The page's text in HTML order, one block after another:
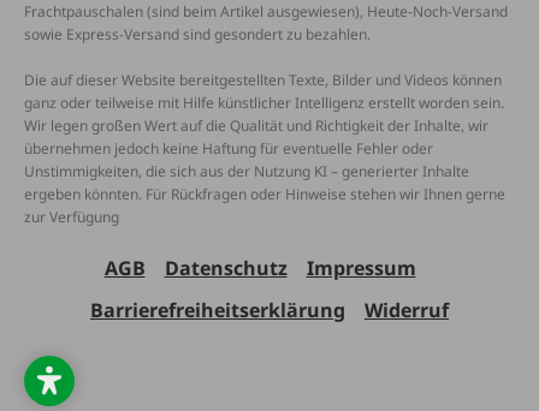
Frachtpauschalen (sind beim Artikel ausgewiesen), Heute-Noch-Versand
sowie Express-Versand sind gesondert zu bezahlen.
Die auf dieser Website bereitgestellten Texte, Bilder und Videos können
ganz oder teilweise mit Hilfe künstlicher Intelligenz erstellt worden sein.
Wir legen großen Wert auf die Qualität und Richtigkeit der Inhalte, wir
übernehmen jedoch keine Haftung für eventuelle Fehler oder
Unstimmigkeiten, die sich aus der Nutzung KI – generierter Inhalte
ergeben könnten. Für Rückfragen oder Hinweise stehen wir Ihnen gerne
zur Verfügung
AGB Datenschutz
Impressum
Barrierefreiheitserklärung
Widerruf